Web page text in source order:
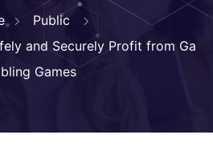
Public
and Securely Profit from Ga
Games